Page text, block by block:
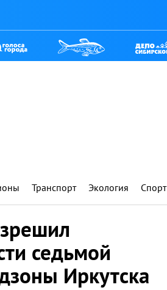
Транспорт Экология Спорт
седьмой
Иркутска